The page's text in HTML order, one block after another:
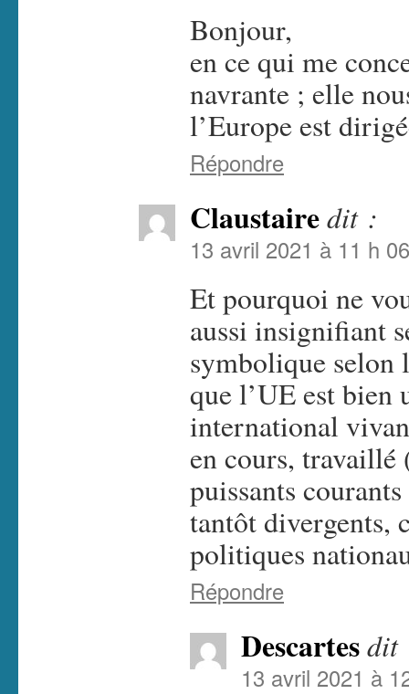
Bonjour,
en ce qui me
navrante ; elle
l’Europe est
Répondre
Claustairedit :
13 avril 2021 à 11 h
Et pourquoi ne
aussi insignifiant
symbolique selon
que l’UE est bien
international
en cours, travaillé
puissants
tantôt divergents,
politiques
Répondre
Descartesdit
13 avril 2021 à